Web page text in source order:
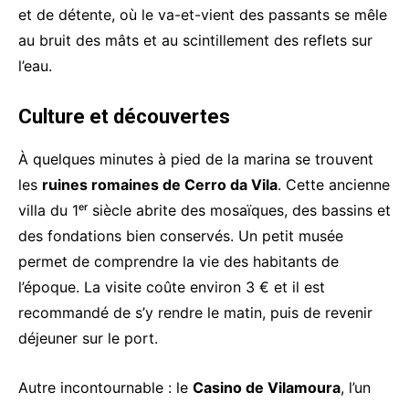
et de détente, où le va-et-vient des passants se mêle
au bruit des mâts et au scintillement des reflets sur
l’eau.
Culture et découvertes
À quelques minutes à pied de la marina se trouvent
les ruines romaines de Cerro da Vila. Cette ancienne
villa du 1ᵉʳ siècle abrite des mosaïques, des bassins et
des fondations bien conservés. Un petit musée
permet de comprendre la vie des habitants de
l’époque. La visite coûte environ 3 € et il est
recommandé de s’y rendre le matin, puis de revenir
déjeuner sur le port.
Autre incontournable : le Casino de Vilamoura, l’un